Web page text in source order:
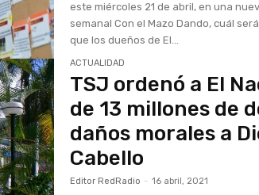
este miércoles 21 de abril, en una
semanal Con el Mazo Dando, cuál
que los dueños de El...
ACTUALIDAD
TSJ ordenó a El
de 13 millones de
daños morales a
Cabello
Editor RedRadio - 16 abril, 2021